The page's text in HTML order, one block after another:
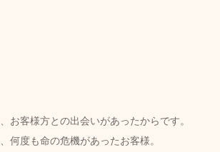
お客様方との出会いがあったからです。
何度も命の危機があったお客様。